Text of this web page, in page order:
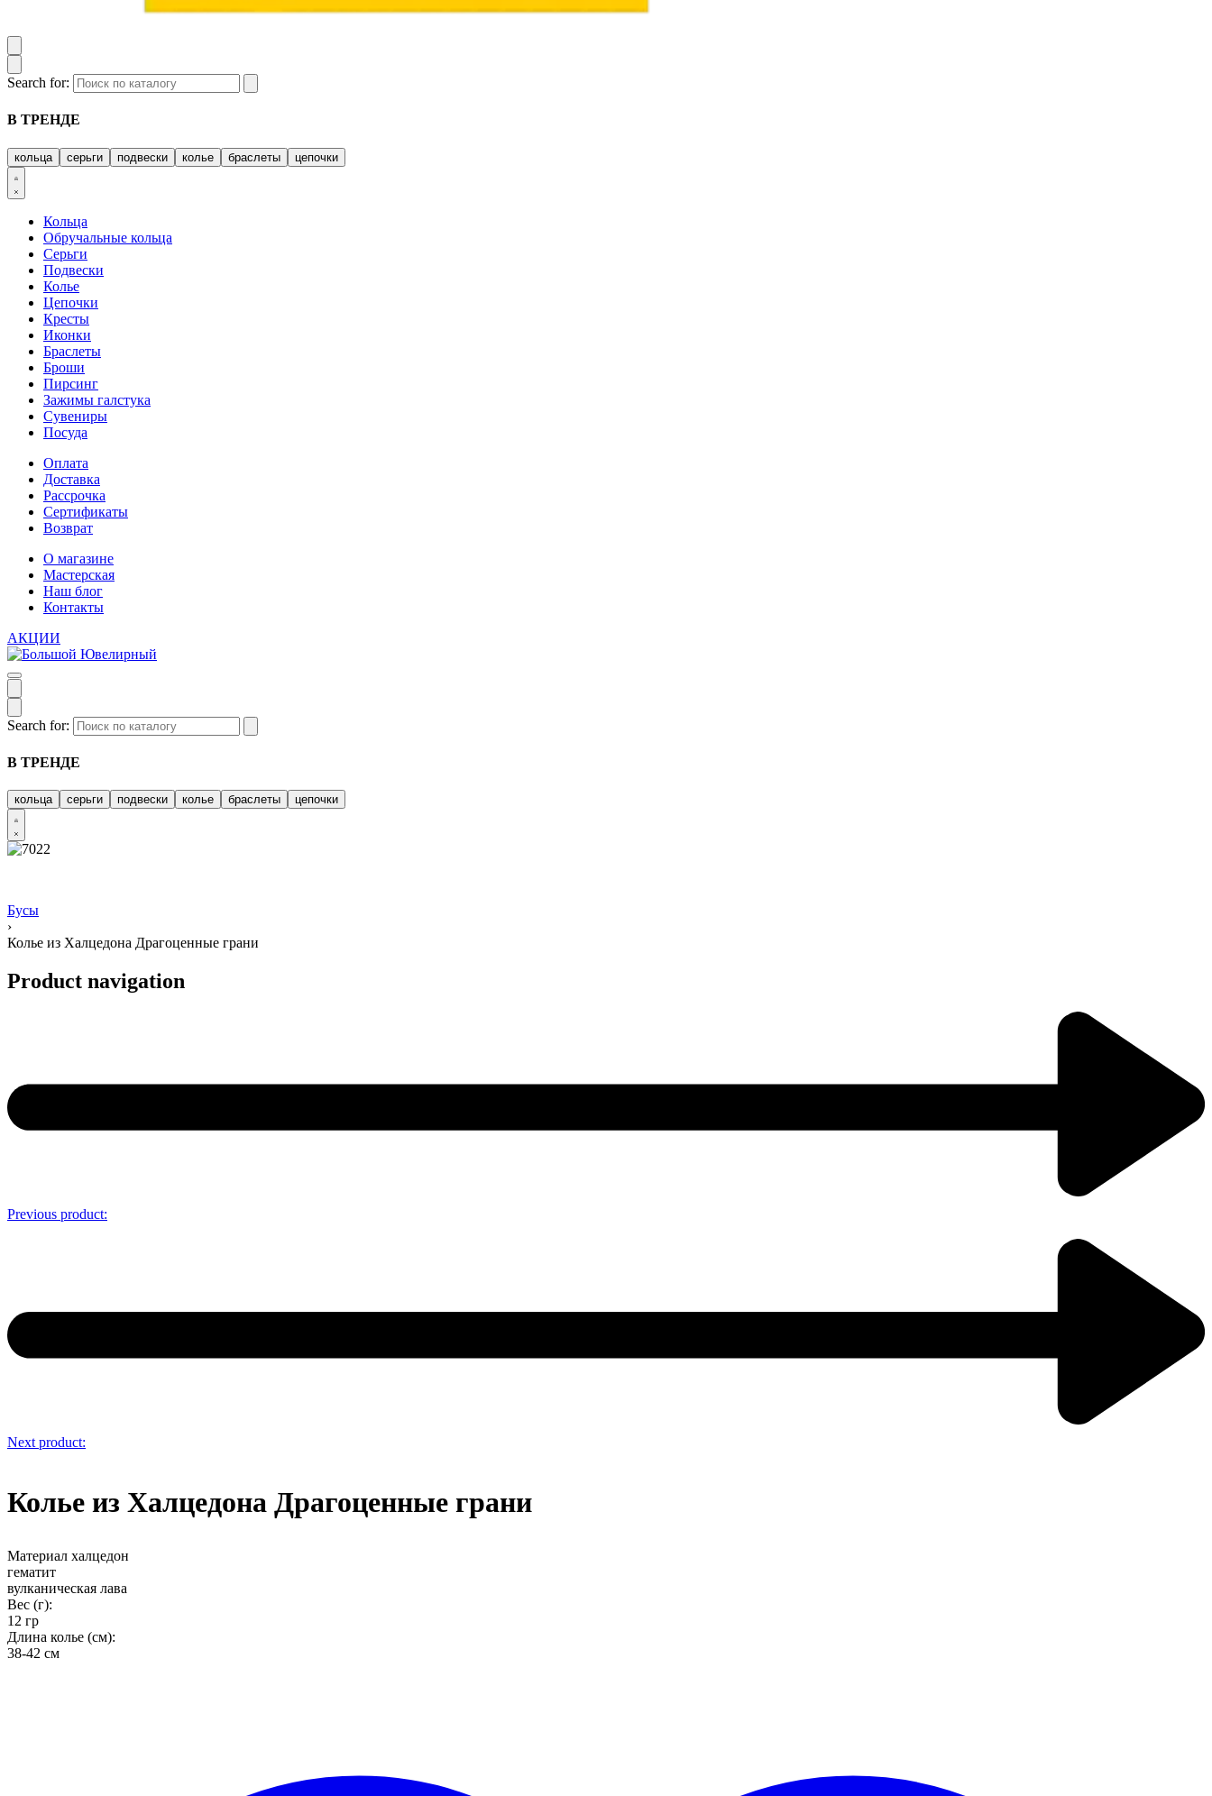
Search for:
В ТРЕНДЕ
кольца серьги подвески колье браслеты цепочки
Кольца
Обручальные кольца
Серьги
Подвески
Колье
Цепочки
Кресты
Иконки
Браслеты
Броши
Пирсинг
Зажимы галстука
Сувениры
Посуда
Оплата
Доставка
Рассрочка
Сертификаты
Возврат
О магазине
Мастерская
Наш блог
Контакты
АКЦИИ
Search for:
В ТРЕНДЕ
кольца серьги подвески колье браслеты цепочки
Бусы
›
Колье из Халцедона Драгоценные грани
Product navigation
Previous product:
Next product:
Колье из Халцедона Драгоценные грани
Материал халцедон
гематит
вулканическая лава
Вес (г):
12 гр
Длина колье (см):
38-42 см